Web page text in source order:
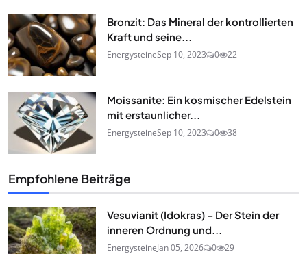
Bronzit: Das Mineral der kontrollierten
Kraft und seine...
EnergysteineSep 10, 2023 0 22
Moissanite: Ein kosmischer Edelstein
mit erstaunlicher...
EnergysteineSep 10, 2023 0 38
Empfohlene Beiträge
Vesuvianit (Idokras) – Der Stein der
inneren Ordnung und...
EnergysteineJan 05, 2026 0 29